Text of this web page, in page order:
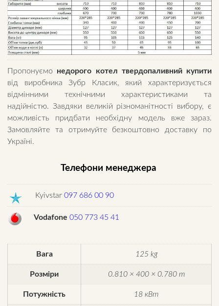
Пропонуємо недорого котел твердопаливний купити
від виробника Зубр Класик, який характеризується
відмінними технічними характеристиками та
надійністю. Завдяки великій різноманітності вибору, є
можливість придбати необхідну модель вже зараз.
Замовляйте та отримуйте безкоштовно доставку по
Україні.
Телефони менеджера
Kyivstar 097 686 00 90
Vodafone 050 773 45 41
Вага 125 kg
Розміри 0.810 × 400 × 0.780 m
Потужність 18 кВт